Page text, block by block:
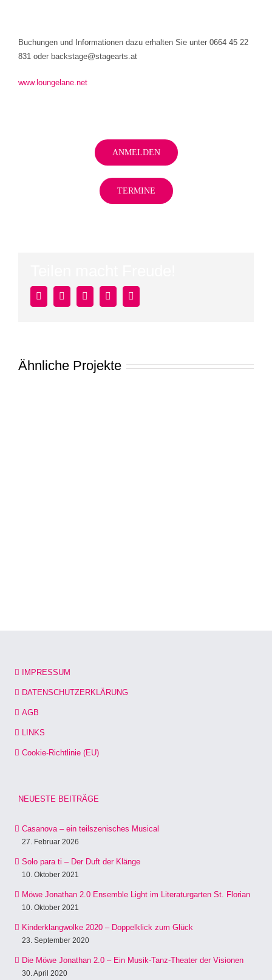
Buchungen und Informationen dazu erhalten Sie unter 0664 45 22
831 oder backstage@stagearts.at
www.loungelane.net
ANMELDEN
TERMINE
FacebookTwitter LinkedInPinterest
Mail
Ähnliche Projekte
IMPRESSUM
DATENSCHUTZERKLÄRUNG
AGB
LINKS
Cookie-Richtlinie (EU)
NEUESTE BEITRÄGE
Casanova – ein teilszenisches Musical
27. Februar 2026
Solo para ti – Der Duft der Klänge
10. Oktober 2021
Möwe Jonathan 2.0 Ensemble Light im Literaturgarten St. Florian
10. Oktober 2021
Kinderklangwolke 2020 – Doppelklick zum Glück
23. September 2020
Die Möwe Jonathan 2.0 – Ein Musik-Tanz-Theater der Visionen
30. April 2020